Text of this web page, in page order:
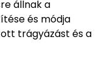
állnak a
és módja
trágyázást és a